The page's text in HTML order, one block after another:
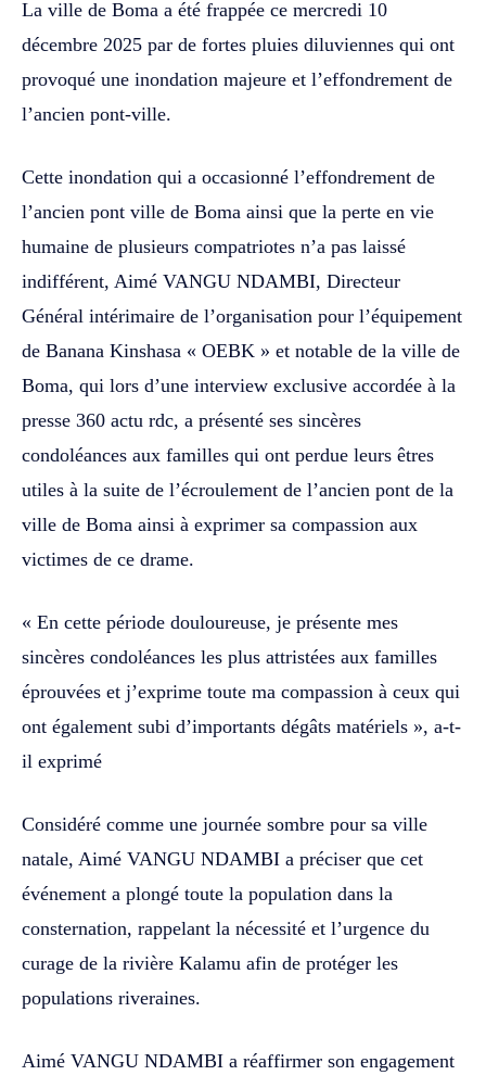
La ville de Boma a été frappée ce mercredi 10
décembre 2025 par de fortes pluies diluviennes qui ont
provoqué une inondation majeure et l’effondrement de
l’ancien pont-ville.
Cette inondation qui a occasionné l’effondrement de
l’ancien pont ville de Boma ainsi que la perte en vie
humaine de plusieurs compatriotes n’a pas laissé
indifférent, Aimé VANGU NDAMBI, Directeur
Général intérimaire de l’organisation pour l’équipement
de Banana Kinshasa « OEBK » et notable de la ville de
Boma, qui lors d’une interview exclusive accordée à la
presse 360 actu rdc, a présenté ses sincères
condoléances aux familles qui ont perdue leurs êtres
utiles à la suite de l’écroulement de l’ancien pont de la
ville de Boma ainsi à exprimer sa compassion aux
victimes de ce drame.
« En cette période douloureuse, je présente mes
sincères condoléances les plus attristées aux familles
éprouvées et j’exprime toute ma compassion à ceux qui
ont également subi d’importants dégâts matériels », a-t-
il exprimé
Considéré comme une journée sombre pour sa ville
natale, Aimé VANGU NDAMBI a préciser que cet
événement a plongé toute la population dans la
consternation, rappelant la nécessité et l’urgence du
curage de la rivière Kalamu afin de protéger les
populations riveraines.
Aimé VANGU NDAMBI a réaffirmer son engagement